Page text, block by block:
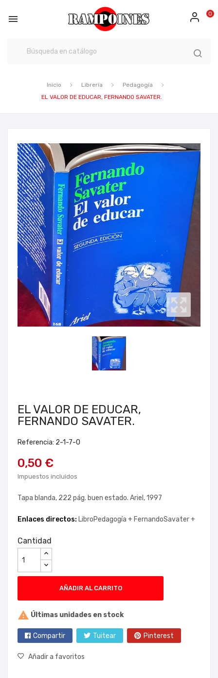
 0
Inicio Librería
Pedagogía
EL VALOR DE EDUCAR, FERNANDO SAVATER.
EL VALOR DE EDUCAR,
FERNANDO SAVATER.
Referencia: 2-1-7-0
0,50 €
Impuestos incluidos
Tapa blanda, 222 pág. buen estado. Ariel, 1997
Enlaces directos: LibroPedagogía + FernandoSavater +
Cantidad
AÑADIR AL CARRITO
 Últimas unidades en stock
Compartir Tuitear Pinterest
Añadir a favoritos